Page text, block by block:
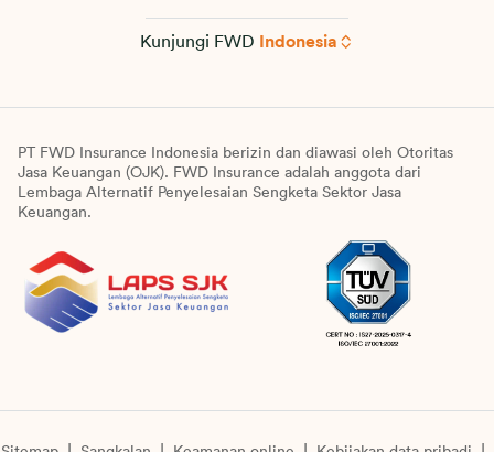
Kunjungi FWD Indonesia
PT FWD Insurance Indonesia berizin dan diawasi oleh Otoritas
Jasa Keuangan (OJK). FWD Insurance adalah anggota dari
Lembaga Alternatif Penyelesaian Sengketa Sektor Jasa
Keuangan.